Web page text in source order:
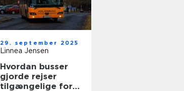
29. september 2025
Linnea Jensen
Hvordan busser
gjorde rejser
tilgængelige for